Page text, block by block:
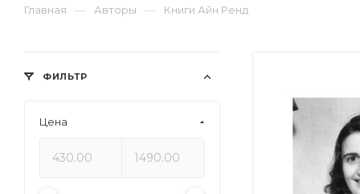
Главная — Авторы — Книги Айн Ренд
ФИЛЬТР
Цена